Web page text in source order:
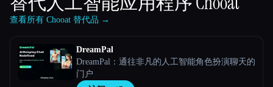
查看所有 Chooat 替代品 →
DreamPal
DreamPal：通往非凡的人工智能角色扮演聊天的
门户